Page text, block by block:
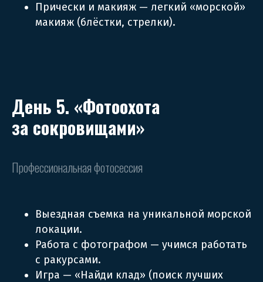
Прически и макияж — легкий «морской»
макияж (блёстки, стрелки).
День 5. «Фотоохота
за сокровищами»
Профессиональная фотосессия
Выездная съемка на уникальной морской
локации.
Работа с фотографом — учимся работать
с ракурсами.
Игра — «Найди клад» (поиск лучших